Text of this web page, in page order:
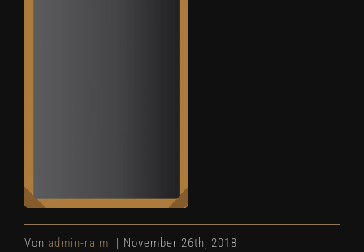
Von admin-raimi | November 26th, 2018